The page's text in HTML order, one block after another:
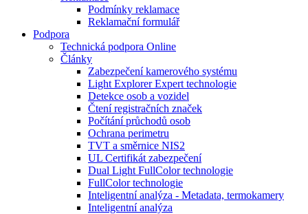
Podmínky reklamace
Reklamační formulář
Podpora
Technická podpora Online
Články
Zabezpečení kamerového systému
Light Explorer Expert technologie
Detekce osob a vozidel
Čtení registračních značek
Počítání průchodů osob
Ochrana perimetru
TVT a směrnice NIS2
UL Certifikát zabezpečení
Dual Light FullColor technologie
FullColor technologie
Inteligentní analýza - Metadata, termokamery
Inteligentní analýza